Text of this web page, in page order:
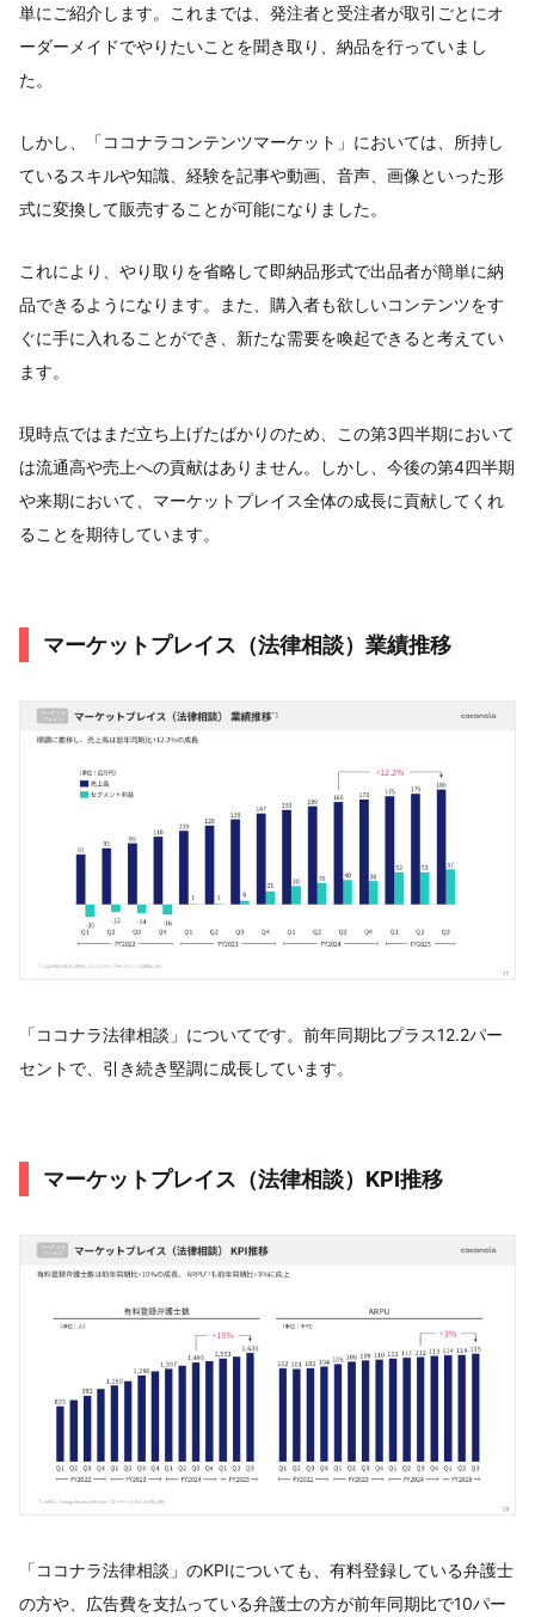
単にご紹介します。これまでは、発注者と受注者が取引ごとにオ
ーダーメイドでやりたいことを聞き取り、納品を行っていまし
た。
しかし、「ココナラコンテンツマーケット」においては、所持し
ているスキルや知識、経験を記事や動画、音声、画像といった形
式に変換して販売することが可能になりました。
これにより、やり取りを省略して即納品形式で出品者が簡単に納
品できるようになります。また、購入者も欲しいコンテンツをす
ぐに手に入れることができ、新たな需要を喚起できると考えてい
ます。
現時点ではまだ立ち上げたばかりのため、この第3四半期において
は流通高や売上への貢献はありません。しかし、今後の第4四半期
や来期において、マーケットプレイス全体の成長に貢献してくれ
ることを期待しています。
マーケットプレイス（法律相談）業績推移
「ココナラ法律相談」についてです。前年同期比プラス12.2パー
セントで、引き続き堅調に成長しています。
マーケットプレイス（法律相談）KPI推移
「ココナラ法律相談」のKPIについても、有料登録している弁護士
の方や、広告費を支払っている弁護士の方が前年同期比で10パー